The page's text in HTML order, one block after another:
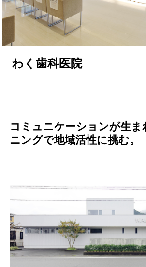
わく歯科医院
コミュニケーションが生ま
ニングで地域活性に挑む。